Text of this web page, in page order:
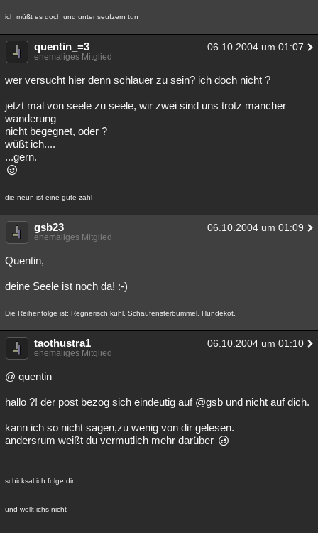
ich müßt es doch und unter seufzern tun
quentin_=3 06.10.2004 um 01:07
ehemaliges Mitglied
wer versucht hier denn schlauer zu sein? ich doch nicht ?
jetzt mal von seele zu seele, wir zwei sind uns trotz mancher
wanderung
nicht begegnet, oder ?
wüßt ich....
...gern.
die neun ist eine gute zahl
gsb23 06.10.2004 um 01:09
ehemaliges Mitglied
Quentin,
deine Seele ist noch da! :-)
Die Reihenfolge ist: Regnerisch kühl, Schaufensterbummel, Hundekot.
taothustra1 06.10.2004 um 01:10
ehemaliges Mitglied
@ quentin
hallo ?! der post bezog sich eindeutig auf @gsb und nicht auf dich.
kann ich so nicht sagen,zu wenig von dir gelesen.
andersrum weißt du vermutlich mehr darüber
schicksal ich folge dir
und wollt ichs nicht